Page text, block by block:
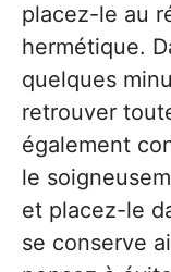
placez-le au
hermétique.
quelques
retrouver
également
le
et placez-le
se conserve